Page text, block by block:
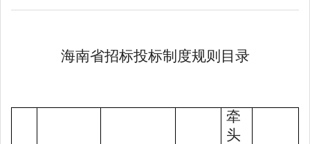
海南省招标投标制度规则目录
牵
头